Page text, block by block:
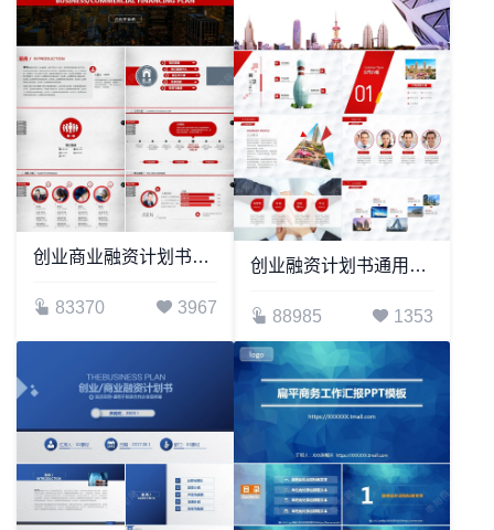
创业商业融资计划书通用PPT模板简洁实用适用于投资合作项目推广企业宣传
83370 3967
创业融资计划书通用PPT模板商业计划通用
88985 1353